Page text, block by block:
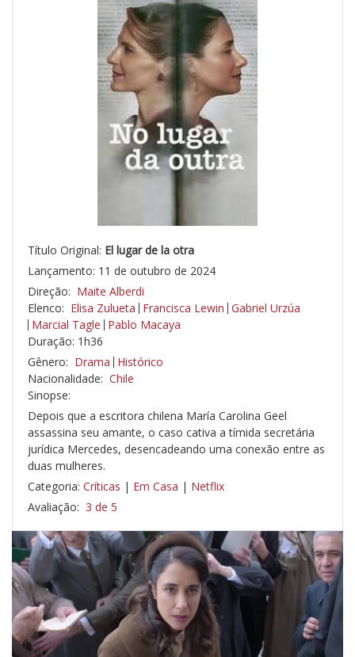
Título Original: El lugar de la otra
Lançamento: 11 de outubro de 2024
Direção: Maite Alberdi
Elenco: Elisa Zulueta Francisca Lewin Gabriel Urzúa
Marcial Tagle Pablo Macaya
Duração: 1h36
Gênero: Drama Histórico
Nacionalidade: Chile
Sinopse:
Depois que a escritora chilena María Carolina Geel
assassina seu amante, o caso cativa a tímida secretária
jurídica Mercedes, desencadeando uma conexão entre as
duas mulheres.
Categoria: Críticas | Em Casa | Netflix
Avaliação: 3 de 5